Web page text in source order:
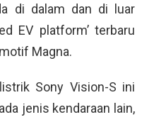
di dalam dan di luar
EV platform’ terbaru
Magna.
Sony Vision-S ini
jenis kendaraan lain,